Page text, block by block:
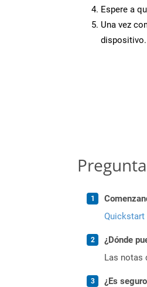
Espere a
Una vez
dispositivo.
Quickstart
¿Dónde
Las notas
¿Es